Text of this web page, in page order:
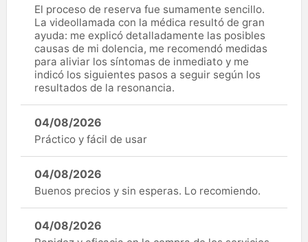
El proceso de reserva fue sumamente sencillo.
La videollamada con la médica resultó de gran
ayuda: me explicó detalladamente las posibles
causas de mi dolencia, me recomendó medidas
para aliviar los síntomas de inmediato y me
indicó los siguientes pasos a seguir según los
resultados de la resonancia.
04/08/2026
Práctico y fácil de usar
04/08/2026
Buenos precios y sin esperas. Lo recomiendo.
04/08/2026